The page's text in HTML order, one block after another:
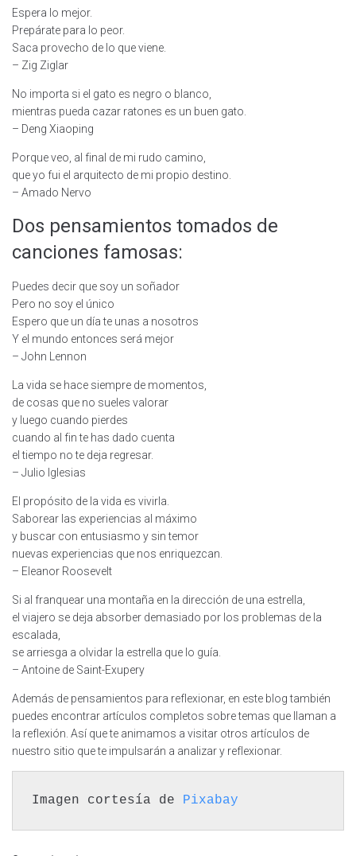
Espera lo mejor.
Prepárate para lo peor.
Saca provecho de lo que viene.
– Zig Ziglar
No importa si el gato es negro o blanco,
mientras pueda cazar ratones es un buen gato.
– Deng Xiaoping
Porque veo, al final de mi rudo camino,
que yo fui el arquitecto de mi propio destino.
– Amado Nervo
Dos pensamientos tomados de
canciones famosas:
Puedes decir que soy un soñador
Pero no soy el único
Espero que un día te unas a nosotros
Y el mundo entonces será mejor
– John Lennon
La vida se hace siempre de momentos,
de cosas que no sueles valorar
y luego cuando pierdes
cuando al fin te has dado cuenta
el tiempo no te deja regresar.
– Julio Iglesias
El propósito de la vida es vivirla.
Saborear las experiencias al máximo
y buscar con entusiasmo y sin temor
nuevas experiencias que nos enriquezcan.
– Eleanor Roosevelt
Si al franquear una montaña en la dirección de una estrella,
el viajero se deja absorber demasiado por los problemas de la
escalada,
se arriesga a olvidar la estrella que lo guía.
– Antoine de Saint-Exupery
Además de pensamientos para reflexionar, en este blog también
puedes encontrar artículos completos sobre temas que llaman a
la reflexión. Así que te animamos a visitar otros artículos de
nuestro sitio que te impulsarán a analizar y reflexionar.
Imagen cortesía de Pixabay